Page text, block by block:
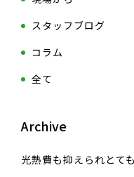
スタッフブログ
コラム
全て
Archive
光熱費も抑えられとて